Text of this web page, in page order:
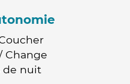
Change
de nuit